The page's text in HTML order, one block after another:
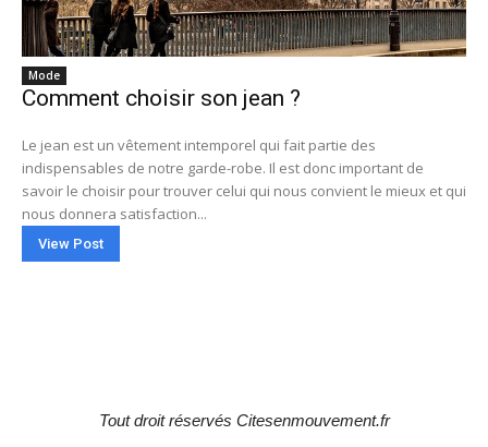
Mode
Comment choisir son jean ?
Le jean est un vêtement intemporel qui fait partie des
indispensables de notre garde-robe. Il est donc important de
savoir le choisir pour trouver celui qui nous convient le mieux et qui
nous donnera satisfaction...
View Post
Tout droit réservés Citesenmouvement.fr